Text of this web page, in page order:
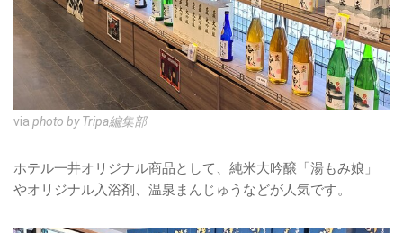
via photo by Tripa編集部
ホテル一井オリジナル商品として、純米大吟醸「湯もみ娘」
やオリジナル入浴剤、温泉まんじゅうなどが人気です。